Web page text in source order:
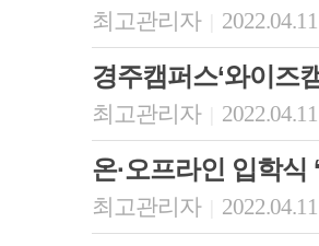
최고관리자
경주캠퍼스‘와이즈
최고관리자
온·오프라인 입학식
최고관리자